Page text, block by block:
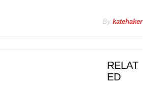
By katehaker
RELAT
ED